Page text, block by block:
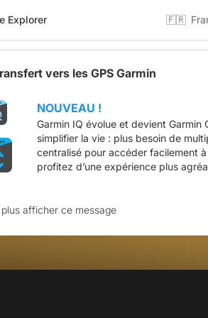
Explorer 🇫🇷
vers les GPS Garmin
NOUVEAU !
Garmin IQ évolue et devient
simplifier la vie : plus besoin de
centralisé pour accéder facilement
profitez d’une expérience plus
afficher ce message